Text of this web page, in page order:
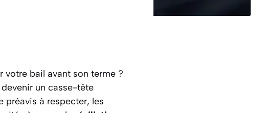
votre bail avant son terme ?
un casse-tête
préavis à respecter, les